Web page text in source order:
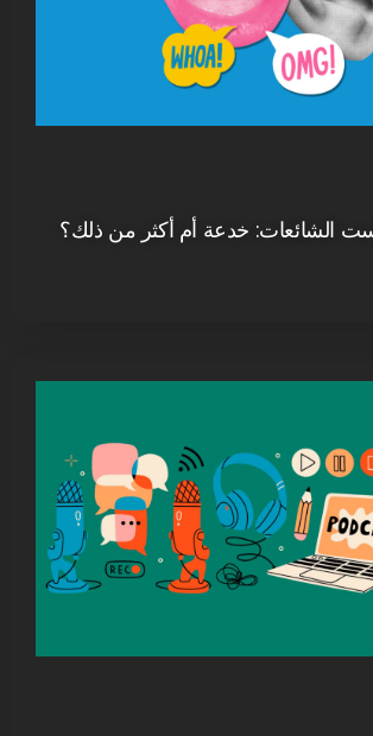
الشائعات: خدعة أم أكثر من ذلك؟